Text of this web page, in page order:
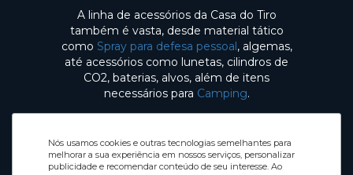
Nós usamos cookies e outras tecnologias semelhantes para
melhorar a sua experiência em nossos serviços, personalizar
publicidade e recomendar conteúdo de seu interesse. Ao
A linha de acessórios da Casa do Tiro
também é vasta, desde material tático
como Spray para defesa pessoal, algemas,
até acessórios como lunetas, cilindros de
CO2, baterias, alvos, além de itens
necessários para Camping.